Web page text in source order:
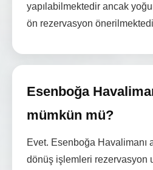
yapılabilmektedir ancak
ön rezervasyon
Esenboğa
mümkün mü?
Evet. Esenboğa Havalimanı
dönüş işlemleri rezervasyon